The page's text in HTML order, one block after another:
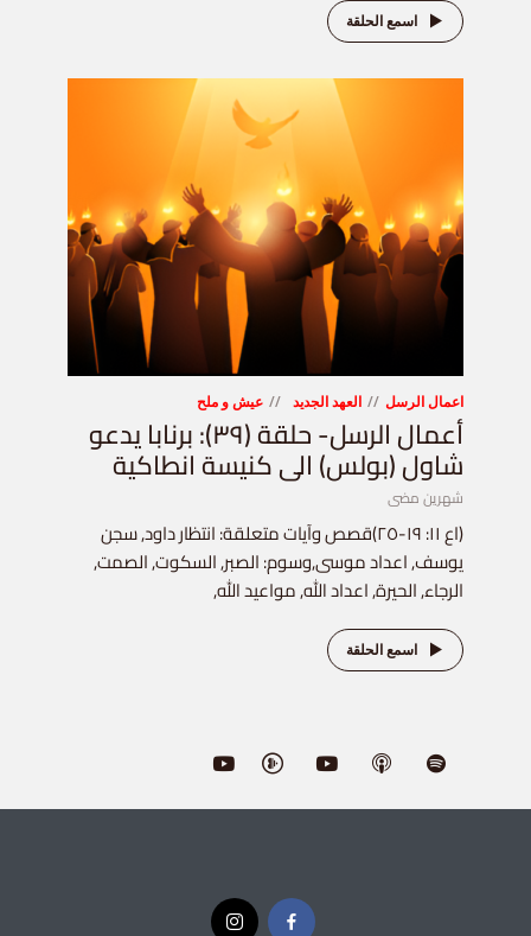
اسمع الحلقة
اعمال الرسل العهد الجديد عيش و ملح
أعمال الرسل- حلقة (٣٩): برنابا يدعو
شاول (بولس) الى كنيسة انطاكية
شهرين مضى
(اع ١١: ١٩-٢٥)قصص وآيات متعلقة: انتظار داود, سجن
يوسف, اعداد موسى,وسوم: الصبر, السكوت, الصمت,
الرجاء, الحيرة, اعداد الله, مواعيد الله,
اسمع الحلقة